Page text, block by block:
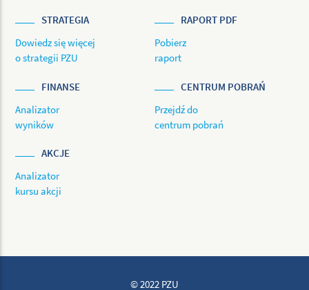
STRATEGIA
Dowiedz się więcej
o strategii PZU
RAPORT PDF
Pobierz
raport
FINANSE
Analizator
wyników
CENTRUM POBRAŃ
Przejdź do
centrum pobrań
AKCJE
Analizator
kursu akcji
© 2022 PZU